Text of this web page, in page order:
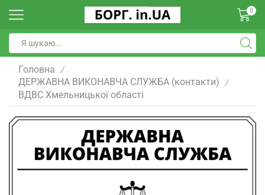
0
Головна /
ДЕРЖАВНА ВИКОНАВЧА СЛУЖБА (контакти) /
ВДВС Хмельницької області